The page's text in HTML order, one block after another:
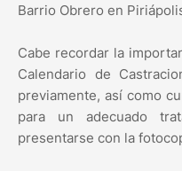
Barrio Obrero en
Cabe recordar la
Calendario de
previamente, así como
para un adecuado
presentarse con la